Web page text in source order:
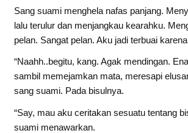
Sang suami menghela nafas panjang.
lalu terulur dan menjangkau kearahku.
pelan. Sangat pelan. Aku jadi terbuai
“Naahh..begitu, kang. Agak mendingan.
sambil memejamkan mata, meresapi
sang suami. Pada bisulnya.
“Say, mau aku ceritakan sesuatu tentang
suami menawarkan.